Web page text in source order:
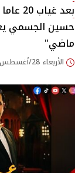
بعد
حسين الجسمي
ماضي"‎
الأربعاء 28/أغسطس/2024 - 12:23 ص